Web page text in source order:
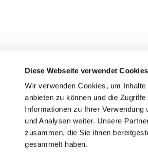
Diese Webseite verwendet Cookies
Wir verwenden Cookies, um
anbieten zu können und die
Informationen zu Ihrer
und Analysen weiter. Unsere
zusammen, die Sie ihnen
gesammelt haben.